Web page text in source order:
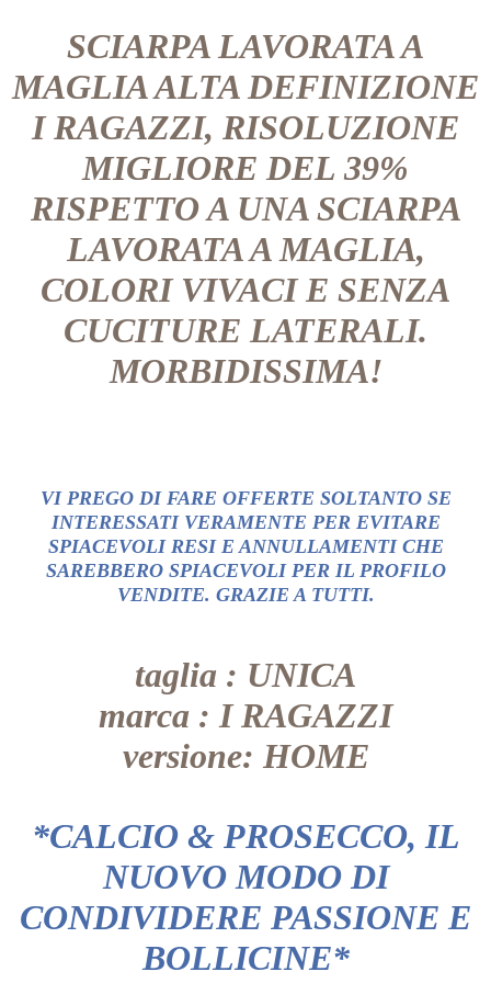
SCIARPA LAVORATA A
MAGLIA ALTA DEFINIZIONE
I RAGAZZI, RISOLUZIONE
MIGLIORE DEL 39%
RISPETTO A UNA SCIARPA
LAVORATA A MAGLIA,
COLORI VIVACI E SENZA
CUCITURE LATERALI.
MORBIDISSIMA!
VI PREGO DI FARE OFFERTE SOLTANTO SE
INTERESSATI VERAMENTE PER EVITARE
SPIACEVOLI RESI E ANNULLAMENTI CHE
SAREBBERO SPIACEVOLI PER IL PROFILO
VENDITE. GRAZIE A TUTTI.
taglia : UNICA
marca : I RAGAZZI
versione: HOME
*CALCIO & PROSECCO, IL
NUOVO MODO DI
CONDIVIDERE PASSIONE E
BOLLICINE*